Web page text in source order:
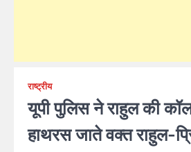
राष्ट्रीय
यूपी पुलिस ने राहुल की
हाथरस जाते वक्त राहुल-